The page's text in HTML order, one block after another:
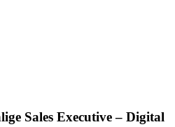
Sales Executive – Digital